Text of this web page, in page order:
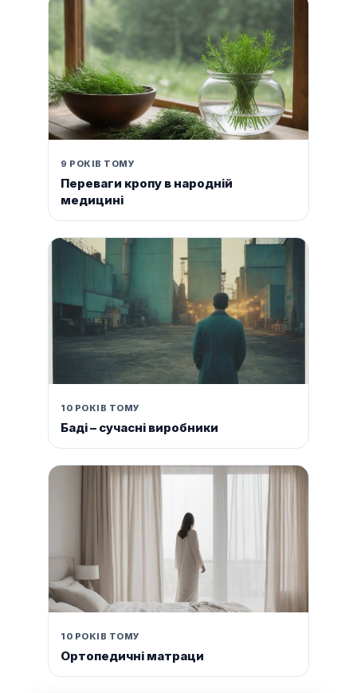
9 РОКІВ ТОМУ
Переваги кропу в народній
медицині
10 РОКІВ ТОМУ
Баді – сучасні виробники
10 РОКІВ ТОМУ
Ортопедичні матраци